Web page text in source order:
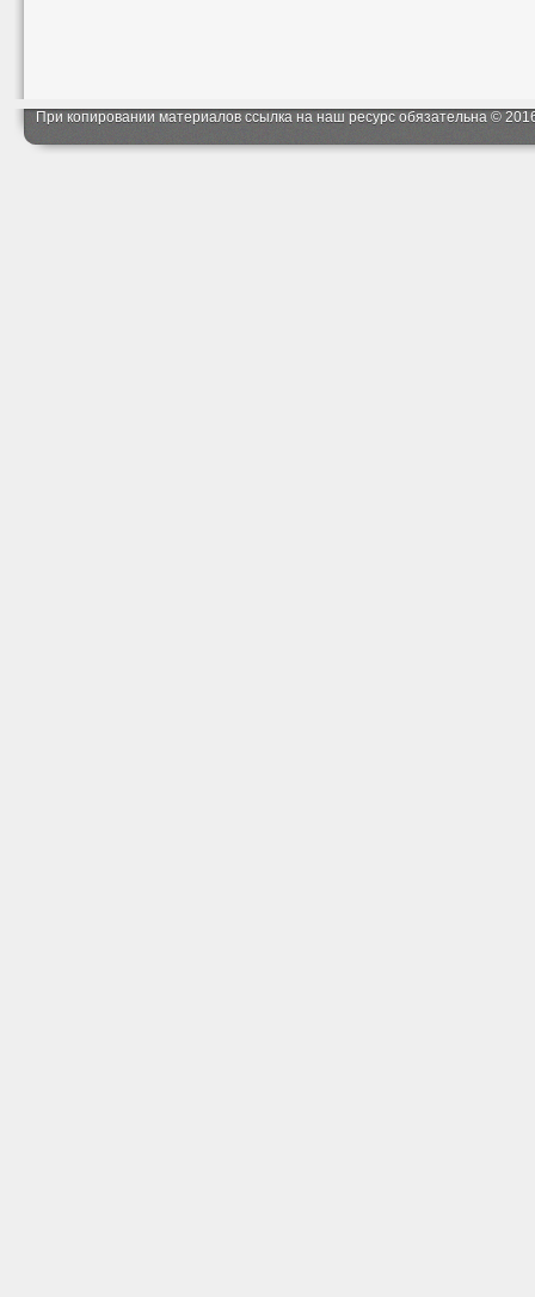
При копировании материалов ссылка на наш ресурс обязательна ©